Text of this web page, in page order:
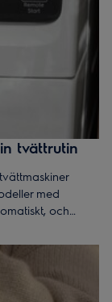
tvättrutin
med
och
och miljön.